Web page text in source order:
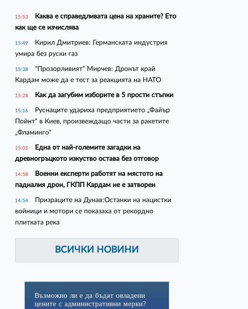
15:53
Каква е справедливата цена на храните? Ето
как ще се изчислява
15:49
Кирил Дмитриев: Германската индустрия
умира без руски газ
15:38
"Прозорливият" Мирчев: Дронът край
Кардам може да е тест за реакцията на НАТО
15:28 Как да загубим изборите в 5 прости стъпки
15:16
Руснаците удариха предприятието „Файър
Пойнт“ в Киев, произвеждащо части за ракетите
„Фламинго“
15:05
Една от най-големите загадки на
древногръцкото изкуство остава без отговор
14:58
Военни експерти работят на мястото на
падналия дрон, ГКПП Кардам не е затворен
14:54
Призраците на Дунав:Останки на нацистки
войници и мотори се показаха от рекордно
плитката река
ВСИЧКИ НОВИНИ